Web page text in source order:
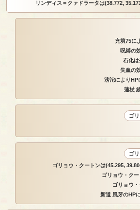
リンディス＝クァドラータは(38.772,
充填75に
呪縛の
石化は
失血の
滂沱によりHP
蓮杖
ゴ
ゴ
ゴリョウ・クートンは(45.295,
ゴリョウ・クー
ゴリョウ・
新道 風牙のHP